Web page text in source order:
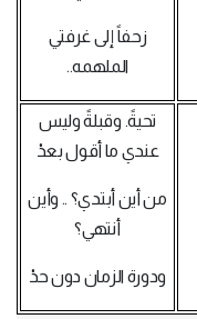
زحفاً إلى غرفتي
الملهمه..
تحيةً. وقبلةً وليس
عندي ما أقول بعدْ
من أين أبتدي؟ .. وأين
أنتهي؟
ودورة الزمان دون حدْ